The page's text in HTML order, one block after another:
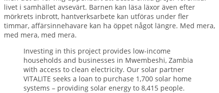
livet i samhället avsevärt. Barnen kan läsa läxor även efter
mörkrets inbrott, hantverksarbete kan utföras under fler
timmar, affärsinnehavare kan ha öppet något längre. Med mera,
med mera, med mera.
Investing in this project provides low-income
households and businesses in Mwembeshi, Zambia
with access to clean electricity. Our solar partner
VITALITE seeks a loan to purchase 1,700 solar home
systems – providing solar energy to 8,415 people.